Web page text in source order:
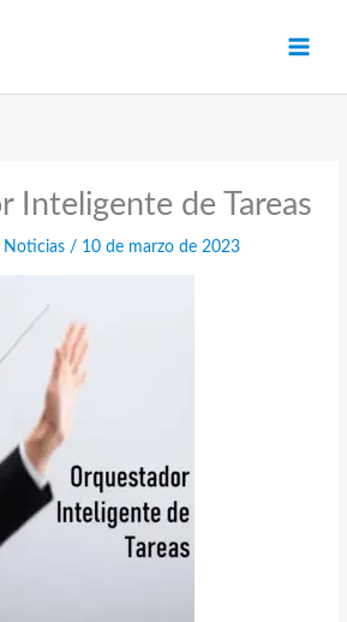
Inteligente de Tareas
Noticias / 10 de marzo de 2023